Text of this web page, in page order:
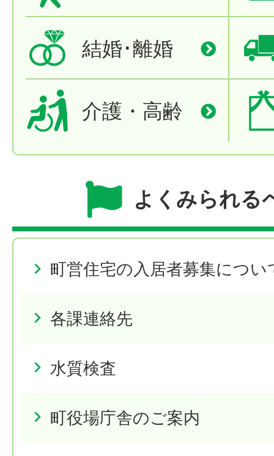
結婚･離婚
介護・高齢
よくみられる
町営住宅の入居者募集につい
各課連絡先
水質検査
町役場庁舎のご案内